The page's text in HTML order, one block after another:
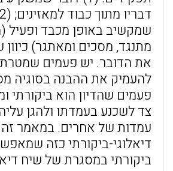
שמקשיב באופן מכבד ופעיל
מתנגד, מסכים ומאתגר)
את הדובר. יש פעמים שמטרת
להעמיק את ההבנה בסוגיה
פעמים שהדיון הוא ביקורתי
צד לשכנע בעמדתו ולהגן
עמדות של אחרים. במאמר זה
דיאלוגי-ביקורתי כזה
ביקורתי במסגרת של שיח